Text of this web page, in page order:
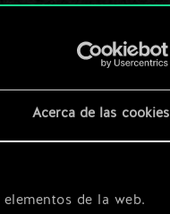
Acerca de las cookies
de la web.